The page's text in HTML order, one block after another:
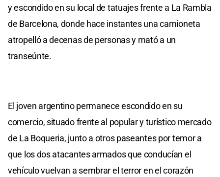
y escondido en su local de tatuajes frente a La Rambla
de Barcelona, donde hace instantes una camioneta
atropelló a decenas de personas y mató a un
transeúnte.
El joven argentino permanece escondido en su
comercio, situado frente al popular y turístico mercado
de La Boqueria, junto a otros paseantes por temor a
que los dos atacantes armados que conducían el
vehículo vuelvan a sembrar el terror en el corazón